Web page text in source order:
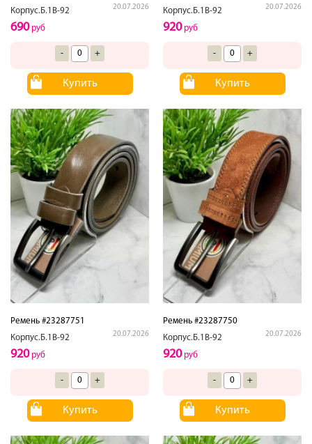
Корпус.Б.1В-92
20.07.2026
690руб
- +
Купить
Корпус.Б.1В-92
20.07.2026
920руб
- +
Купить
Ремень #23287751
Корпус.Б.1В-92
20.07.2026
920руб
- +
Купить
Ремень #23287750
Корпус.Б.1В-92
20.07.2026
920руб
- +
Купить